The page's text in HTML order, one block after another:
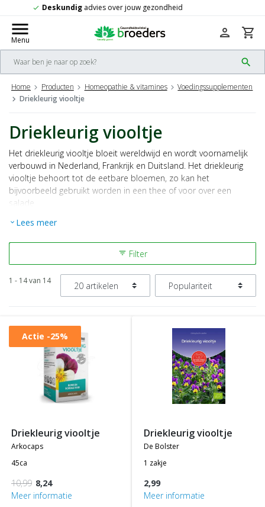
check Gratisverzending vanaf 50,-
menu
Menu
search
person shopping_cart
Home Producten Homeopathie & vitamines
Voedingssupplementen
Driekleurig viooltje
Driekleurig viooltje
Het driekleurig viooltje bloeit wereldwijd en wordt voornamelijk
verbouwd in Nederland, Frankrijk en Duitsland. Het driekleurig
viooltje behoort tot de eetbare bloemen, zo kan het
bijvoorbeeld gebruikt worden in een thee of voor over een
salade.
KOAG/KAG-nr. 4231-0322-1025
expand_more Lees meer
filter_list Filter
1 - 14 van 14
Actie -25%
driekleurig viooltje
arkocaps
45ca
10,99 8,24
Meer informatie
driekleurig viooltje
de bolster
1 zakje
2,99
Meer informatie